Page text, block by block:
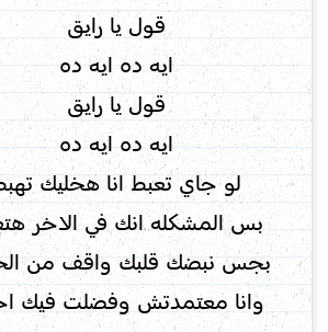
قول يا رايق
ايه ده ايه ده
قول يا رايق
ايه ده ايه ده
لو جاي تعبط انا هخليك
بس المشكله انك في الاخر
بجس نبضك قلبك واقف من
وانا معتمدتش وفضلت فيك